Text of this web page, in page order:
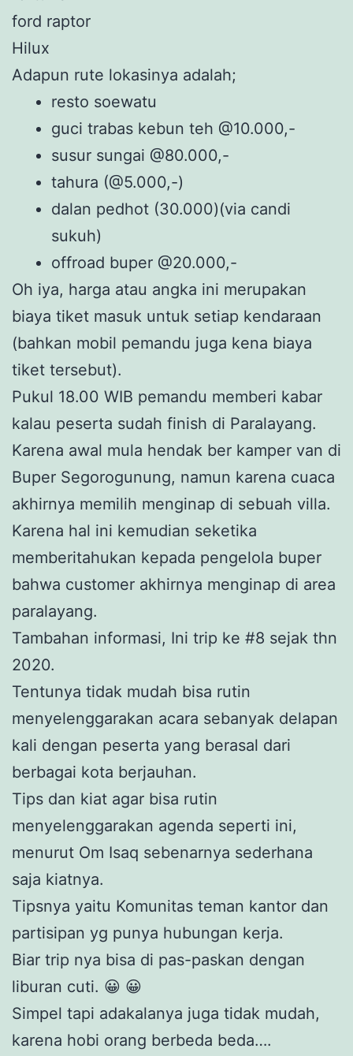
ford raptor
Hilux
Adapun rute lokasinya adalah;
resto soewatu
guci trabas kebun teh @10.000,-
susur sungai @80.000,-
tahura (@5.000,-)
dalan pedhot (30.000)(via candi
sukuh)
offroad buper @20.000,-
Oh iya, harga atau angka ini merupakan
biaya tiket masuk untuk setiap kendaraan
(bahkan mobil pemandu juga kena biaya
tiket tersebut).
Pukul 18.00 WIB pemandu memberi kabar
kalau peserta sudah finish di Paralayang.
Karena awal mula hendak ber kamper van di
Buper Segorogunung, namun karena cuaca
akhirnya memilih menginap di sebuah villa.
Karena hal ini kemudian seketika
memberitahukan kepada pengelola buper
bahwa customer akhirnya menginap di area
paralayang.
Tambahan informasi, Ini trip ke #8 sejak thn
2020.
Tentunya tidak mudah bisa rutin
menyelenggarakan acara sebanyak delapan
kali dengan peserta yang berasal dari
berbagai kota berjauhan.
Tips dan kiat agar bisa rutin
menyelenggarakan agenda seperti ini,
menurut Om Isaq sebenarnya sederhana
saja kiatnya.
Tipsnya yaitu Komunitas teman kantor dan
partisipan yg punya hubungan kerja.
Biar trip nya bisa di pas-paskan dengan
liburan cuti. 😀 😀
Simpel tapi adakalanya juga tidak mudah,
karena hobi orang berbeda beda….